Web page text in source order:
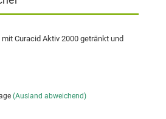
Curacid Aktiv 2000 getränkt und
(Ausland abweichend)